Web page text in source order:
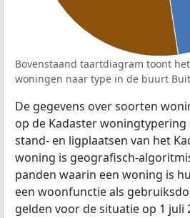
Bovenstaand taartdiagram toont
woningen naar type in de buurt
De gegevens over soorten
op de Kadaster woningtypering
stand- en ligplaatsen van het
woning is geografisch-
panden waarin een woning is
een woonfunctie als
gelden voor de situatie op 1 juli